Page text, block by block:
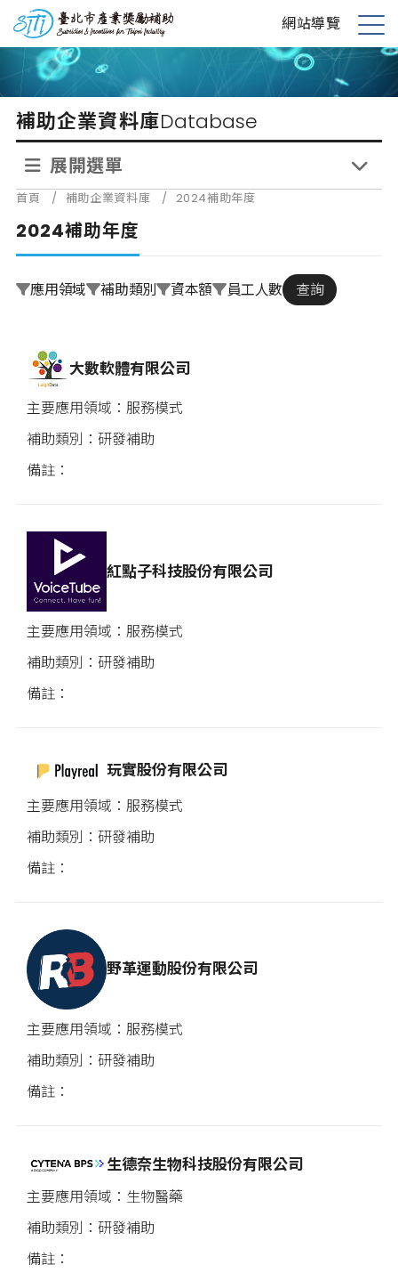
到
內
台北市產業獎勵補助 網站導覽
展
單
補助企業資料庫Database
展開選單
首頁 / 補助企業資料庫 / 2024補助年度
2024補助年度
應用領域 補助類別 資本額 員工人數 查詢
大數軟體有限公司
服務模式
研發補助
紅點子科技股份有限公司
服務模式
研發補助
玩實股份有限公司
服務模式
研發補助
野革運動股份有限公司
服務模式
研發補助
生德奈生物科技股份有限公司
生物醫藥
研發補助